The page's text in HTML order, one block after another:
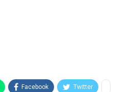
Facebook Twitter